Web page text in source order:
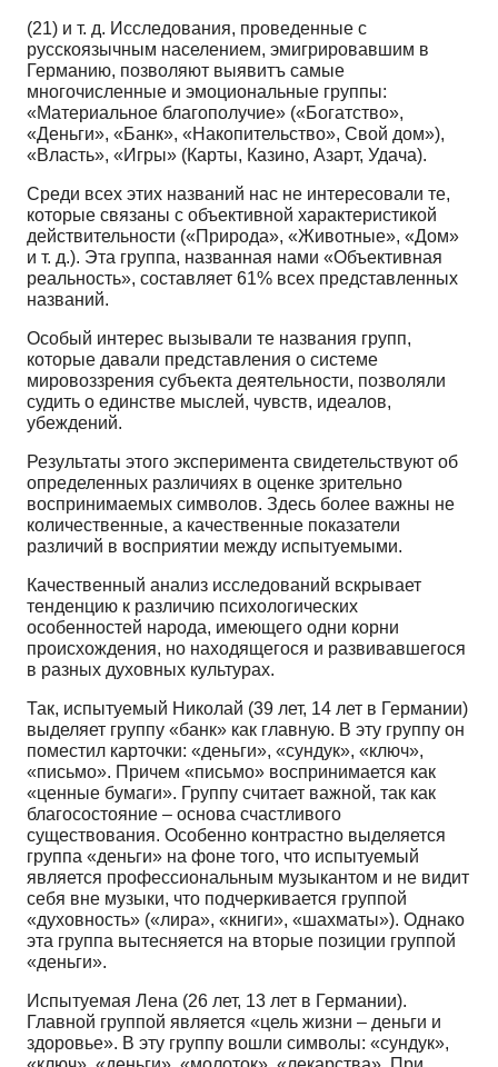
(21) и т. д. Исследования, проведенные с
русскоязычным населением, эмигрировавшим в
Германию, позволяют выявитъ самые
многочисленные и эмоциональныe группы:
«Материальное благополучие» («Богатство»,
«Деньги», «Банк», «Накопительство», Свой дом»),
«Власть», «Игры» (Карты, Казино, Азарт, Удача).
Среди всех этих названий нас не интересовали те,
которые связаны с объективной характеристикой
действительности («Природа», «Животные», «Дом»
и т. д.). Эта группа, названная нами «Объективная
реальность», составляет 61% всех представленных
названий.
Особый интерес вызывали те названия групп,
которые давали представления о системе
мировоззрения субъекта деятельности, позволяли
судить о единстве мыслей, чувств, идеалов,
убеждений.
Результаты этого эксперимента свидетельствуют об
определенных различиях в оценке зрительно
воспринимаемых символов. Здесь более важны не
количественные, а качественные показатели
различий в восприятии между испытуемыми.
Качественный анализ исследований вскрывает
тенденцию к различию психологических
особенностей народа, имеющего одни корни
происхождения, но находящегося и развивавшегося
в разных духовных культурах.
Так, испытуемый Николай (39 лет, 14 лет в Германии)
выделяет группу «банк» как главную. В эту группу он
поместил карточки: «деньги», «сундук», «ключ»,
«письмо». Причем «письмо» воспринимается как
«ценные бумаги». Группу считает важной, так как
благосостояние – основа счастливого
существования. Особенно контрастно выделяется
группа «деньги» на фоне того, что испытуемый
является профессиональным музыкантом и не видит
себя вне музыки, что подчеркивается группой
«духовность» («лира», «книги», «шахматы»). Однако
эта группа вытесняется на вторые позиции группой
«деньги».
Испытуемая Лена (26 лет, 13 лет в Германии).
Главной группой является «цель жизни – деньги и
здоровье». В эту группу вошли символы: «сундук»,